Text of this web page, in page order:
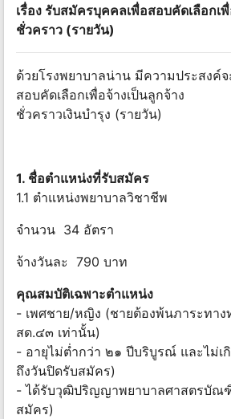
เรื่อง รับสมัครบุคคลเพื่อสอบคัดเลือกเ
ชั่วคราว (รายวัน)
ด้วยโรงพยาบาลน่าน มีความประสงค์
สอบคัดเลือกเพื่อจ้างเป็นลูกจ้าง
ชั่วคราวเงินบำรุง (รายวัน)
1. ชื่อตำแหน่งที่รับสมัคร
1.1 ตำแหน่งพยาบาลวิชาชีพ
จำนวน 34 อัตรา
จ้างวันละ 790 บาท
คุณสมบัติเฉพาะตำแหน่ง
- เพศชาย/หญิง (ชายต้องพ้นภาระทา
สด.๔๓ เท่านั้น)
- อายุไม่ต่ำกว่า ๒๑ ปีบริบูรณ์ และไม่
ถึงวันปิดรับสมัคร)
- ได้รับวุฒิปริญญาพยาบาลศาสตรบัณ
สมัคร)